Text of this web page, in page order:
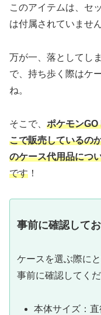
このアイテムは、セ
は付属されていません
万が一、落としてし
で、持ち歩く際はケ
ね。
そこで、 ポケモン
こで販売しているの
のケース代用品につ
です ！
事前に確認して
ケースを選ぶ際に
事前に確認してくだ
本体サイズ：直